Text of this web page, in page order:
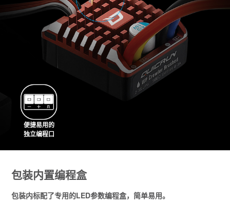
便捷易用的
独立编程口
包装内置编程盒
包装内标配了专用的LED参数编程盒，简单易用。